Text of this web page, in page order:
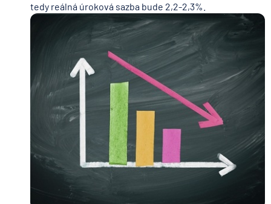
tedy reálná úroková sazba bude 2,2-2,3%.